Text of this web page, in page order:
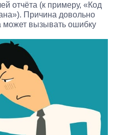
отчёта (к примеру, «Код
Причина довольно
может вызывать ошибку